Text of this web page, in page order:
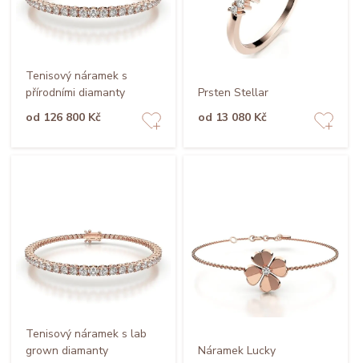
Tenisový náramek s
přírodními diamanty
od 126 800 Kč
Prsten Stellar
od 13 080 Kč
Tenisový náramek s lab
grown diamanty
Náramek Lucky